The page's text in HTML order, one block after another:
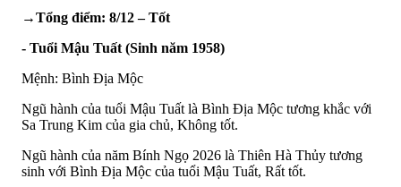
→Tổng điểm: 8/12 – Tốt
- Tuổi Mậu Tuất (Sinh năm 1958)
Mệnh: Bình Địa Mộc
Ngũ hành của tuổi Mậu Tuất là Bình Địa Mộc tương khắc với
Sa Trung Kim của gia chủ, Không tốt.
Ngũ hành của năm Bính Ngọ 2026 là Thiên Hà Thủy tương
sinh với Bình Địa Mộc của tuổi Mậu Tuất, Rất tốt.